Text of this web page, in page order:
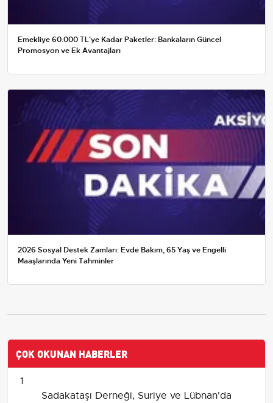
Emekliye 60.000 TL'ye Kadar Paketler: Bankaların Güncel
Promosyon ve Ek Avantajları
2026 Sosyal Destek Zamları: Evde Bakım, 65 Yaş ve Engelli
Maaşlarında Yeni Tahminler
ÇOK OKUNAN HABERLER
1
Sadakataşı Derneği, Suriye ve Lübnan'da